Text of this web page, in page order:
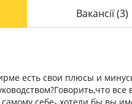
Вакансії(3)
есть свои плюсы и
все